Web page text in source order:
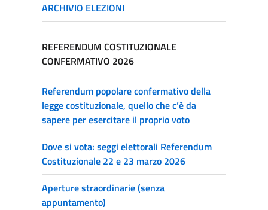
ARCHIVIO ELEZIONI
REFERENDUM COSTITUZIONALE
CONFERMATIVO 2026
Referendum popolare confermativo della
legge costituzionale, quello che c’è da
sapere per esercitare il proprio voto
Dove si vota: seggi elettorali Referendum
Costituzionale 22 e 23 marzo 2026
Aperture straordinarie (senza
appuntamento)